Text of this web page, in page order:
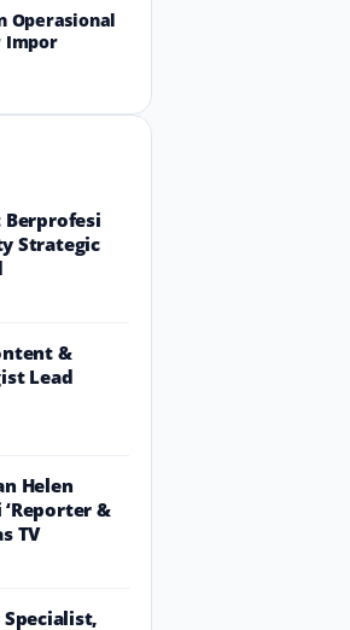
Operasional
Impor
Berprofesi
Strategic
&
Lead
Helen
&
TV
Specialist,